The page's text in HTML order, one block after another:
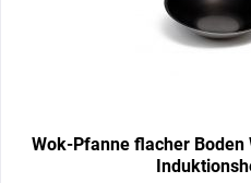
Wok-Pfanne flacher